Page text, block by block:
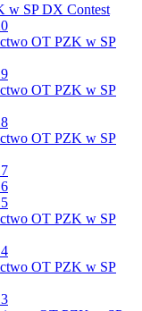
w SP DX Contest
OT PZK w SP
OT PZK w SP
OT PZK w SP
OT PZK w SP
OT PZK w SP